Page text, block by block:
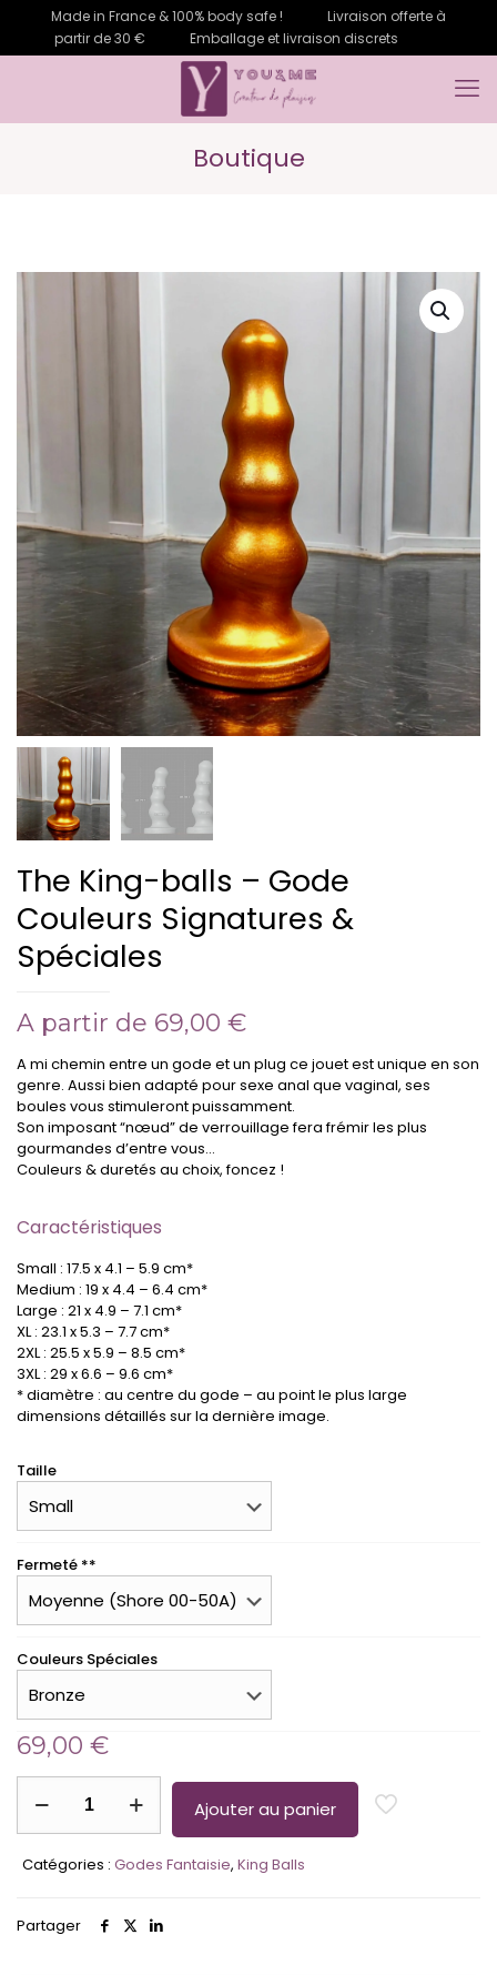
Made in France & 100% body safe !
Livraison offerte à
partir de 30 €
Emballage et livraison discrets
Boutique
The King-balls – Gode
Couleurs Signatures &
Spéciales
A partir de 69,00 €
A mi chemin entre un gode et un plug ce jouet est unique en son
genre. Aussi bien adapté pour sexe anal que vaginal, ses
boules vous stimuleront puissamment.
Son imposant “nœud” de verrouillage fera frémir les plus
gourmandes d’entre vous…
Couleurs & duretés au choix, foncez !
Caractéristiques
Small : 17.5 x 4.1 – 5.9 cm*
Medium : 19 x 4.4 – 6.4 cm*
Large : 21 x 4.9 – 7.1 cm*
XL : 23.1 x 5.3 – 7.7 cm*
2XL : 25.5 x 5.9 – 8.5 cm*
3XL : 29 x 6.6 – 9.6 cm*
* diamètre : au centre du gode – au point le plus large
dimensions détaillés sur la dernière image.
Taille
Fermeté **
Couleurs Spéciales
69,00 €
balls
Couleurs
Ajouter au panier
Catégories : Godes Fantaisie, King Balls
Partager